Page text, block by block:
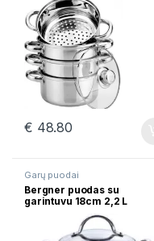
€ 48.80
Garų puodai
Bergner puodas su
garintuvu 18cm 2,2 L
GOURMET BG-6521